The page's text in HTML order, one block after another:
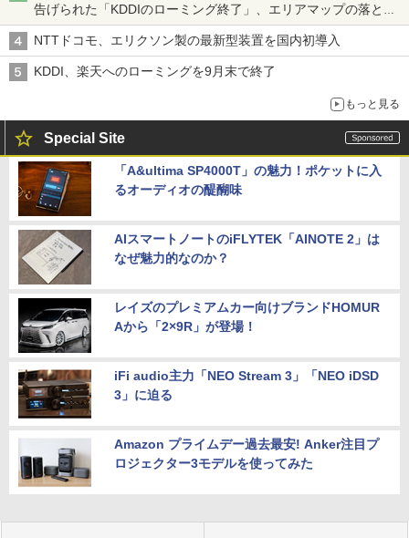
告げられた「KDDIのローミング終了」、エリアマップの落とし
穴と楽天モバイルの課題
NTTドコモ、エリクソン製の最新型装置を国内初導入
KDDI、楽天へのローミングを9月末で終了
もっと見る
Special Site
「A&ultima SP4000T」の魅力！ポケットに入
るオーディオの醍醐味
AIスマートノートのiFLYTEK「AINOTE 2」は
なぜ魅力的なのか？
レイズのプレミアムカー向けブランドHOMUR
Aから「2×9R」が登場！
iFi audio主力「NEO Stream 3」「NEO iDSD
3」に迫る
Amazon プライムデー過去最安! Anker注目プ
ロジェクター3モデルを使ってみた